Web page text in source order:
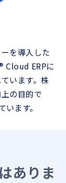
を導入した
Cloud ERPに
います。株
の目的で
ます。
ありま